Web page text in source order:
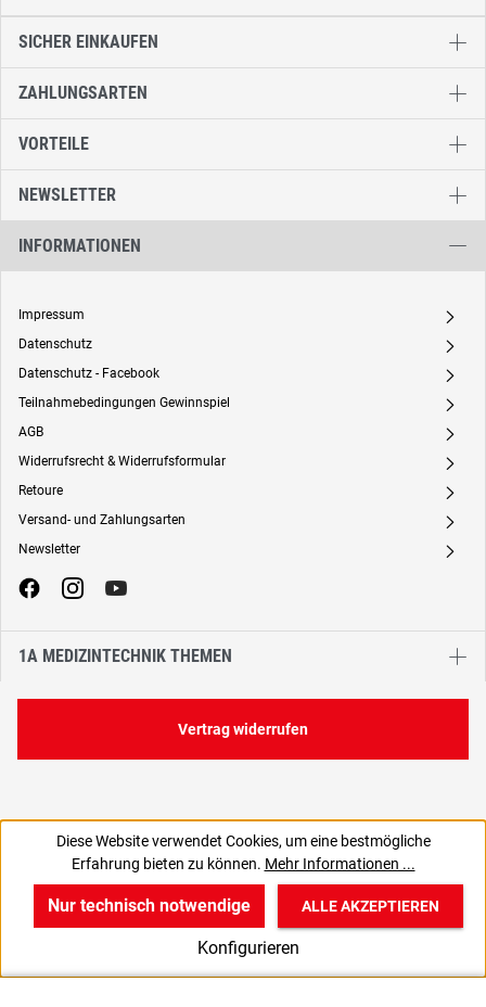
274,90 €
SICHER EINKAUFEN
ZAHLUNGSARTEN
VORTEILE
NEWSLETTER
INFORMATIONEN
Impressum A
Datenschutz A
Datenschutz - Facebook A
Teilnahmebedingungen Gewinnspiel A
AGB A
Widerrufsrecht & Widerrufsformular A
Retoure A
Versand- und Zahlungsarten A
Newsletter A
1A MEDIZINTECHNIK THEMEN
Vertrag widerrufen
Diese Website verwendet Cookies, um eine bestmögliche
Erfahrung bieten zu können. Mehr Informationen ...
Nur technisch notwendige
Konfigurieren
ALLE AKZEPTIEREN
v
Produkte
B